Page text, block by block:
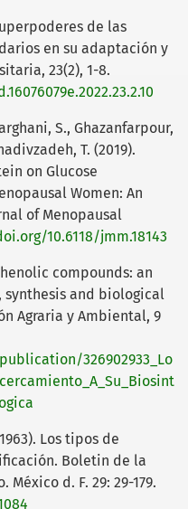
de las
en su adaptación y
23(2), 1-8.
S., Ghazanfarpour,
T. (2019).
on Glucose
Women: An
of Menopausal
10.6118/jmm.18143
compounds: an
and biological
Agraria y Ambiental, 9
326902933_Lo
Los tipos de
Boletin de la
d. F. 29: 29-179.